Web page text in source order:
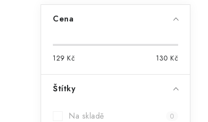
t
Cena
129 Kč 130 Kč
Štítky
Na skladě 0